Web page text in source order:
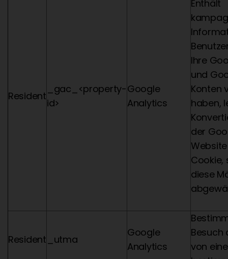
Resident
_gac_<property-
id>
Google
Analytics
Enthält
Ihre
und
Konten
haben,
der
Cookie,
diese
Resident _utma
Google
Analytics
Besuch
von